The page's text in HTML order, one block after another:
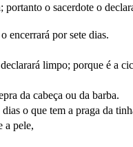
o sacerdote o
encerrará por sete dias.
limpo; porque é a
da cabeça ou da barba.
o que tem a praga da
a pele,